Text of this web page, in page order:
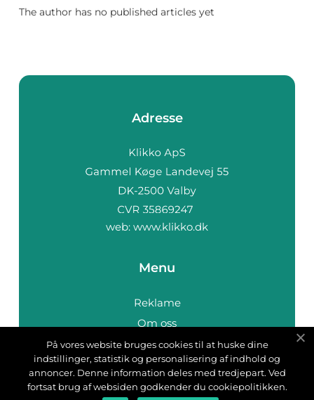
The author has no published articles yet
Adresse
web: www.klikko.dk
Menu
Reklame
Om oss
Cookies
Kontakt Oss
Sitemap
På vores website bruges cookies til at huske dine
indstillinger, statistik og personalisering af indhold og
annoncer. Denne information deles med tredjepart. Ved
fortsat brug af websiden godkender du cookiepolitikken.